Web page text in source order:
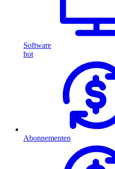
Software
hot
Abonnementen